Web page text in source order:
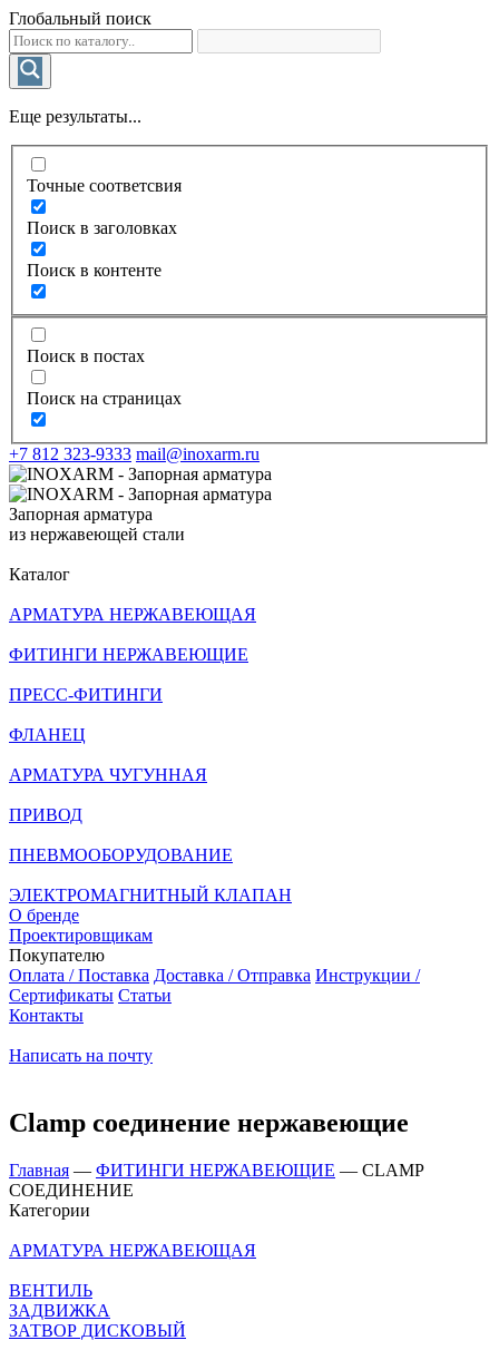
Глобальный поиск
Еще результаты...
Точные соответсвия
Поиск в заголовках
Поиск в контенте
Поиск в постах
Поиск на страницах
+7 812 323-9333 mail@inoxarm.ru
Запорная арматура
из нержавеющей стали
Каталог
АРМАТУРА НЕРЖАВЕЮЩАЯ
ФИТИНГИ НЕРЖАВЕЮЩИЕ
ПРЕСС-ФИТИНГИ
ФЛАНЕЦ
АРМАТУРА ЧУГУННАЯ
ПРИВОД
ПНЕВМООБОРУДОВАНИЕ
ЭЛЕКТРОМАГНИТНЫЙ КЛАПАН
О бренде
Проектировщикам
Покупателю
Оплата / Поставка Доставка / Отправка Инструкции /
Сертификаты Статьи
Контакты
Написать на почту
Clamp соединение нержавеющие
Главная — ФИТИНГИ НЕРЖАВЕЮЩИЕ — CLAMP
СОЕДИНЕНИЕ
Категории
АРМАТУРА НЕРЖАВЕЮЩАЯ
ВЕНТИЛЬ
ЗАДВИЖКА
ЗАТВОР ДИСКОВЫЙ